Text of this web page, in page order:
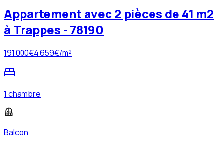
Appartement avec 2 pièces de 41 m2
à Trappes - 78190
191 000€4 659€/m²
1 chambre
Balcon